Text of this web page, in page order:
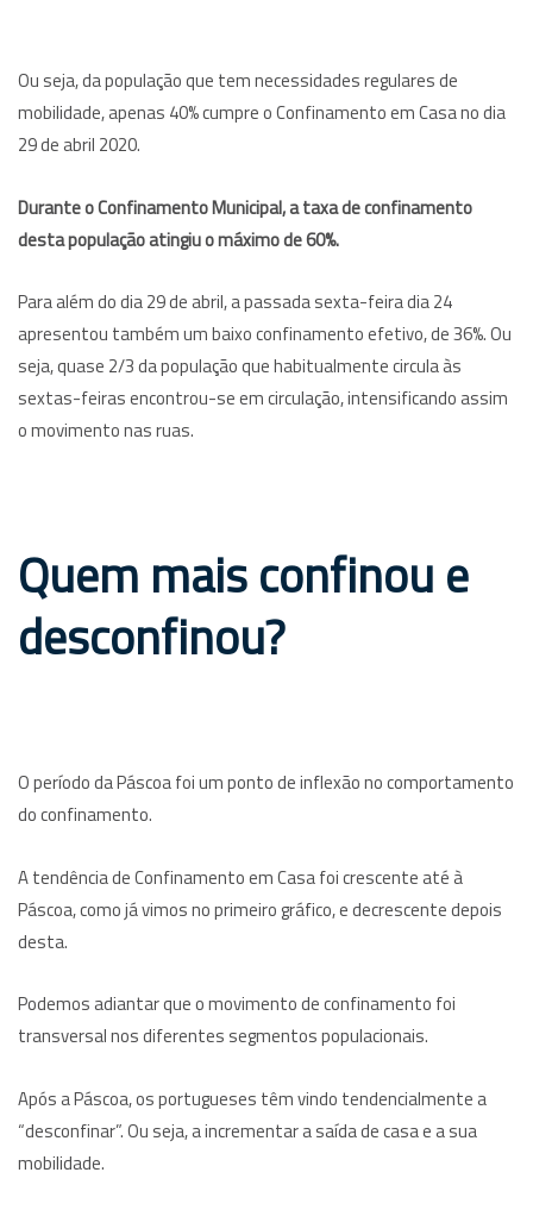
Ou seja, da população que tem necessidades regulares de
mobilidade, apenas 40% cumpre o Confinamento em Casa no dia
29 de abril 2020.
Durante o Confinamento Municipal, a taxa de confinamento
desta população atingiu o máximo de 60%.
Para além do dia 29 de abril, a passada sexta-feira dia 24
apresentou também um baixo confinamento efetivo, de 36%. Ou
seja, quase 2/3 da população que habitualmente circula às
sextas-feiras encontrou-se em circulação, intensificando assim
o movimento nas ruas.
Quem mais confinou e
desconfinou?
O período da Páscoa foi um ponto de inflexão no comportamento
do confinamento.
A tendência de Confinamento em Casa foi crescente até à
Páscoa, como já vimos no primeiro gráfico, e decrescente depois
desta.
Podemos adiantar que o movimento de confinamento foi
transversal nos diferentes segmentos populacionais.
Após a Páscoa, os portugueses têm vindo tendencialmente a
“desconfinar”. Ou seja, a incrementar a saída de casa e a sua
mobilidade.